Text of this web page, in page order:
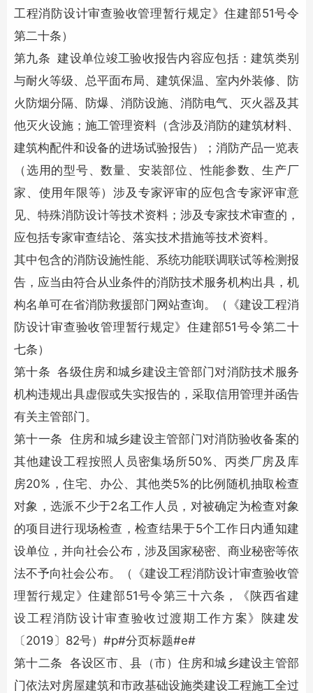
工程消防设计审查验收管理暂行规定》住建部51号令
第二十条）
第九条 建设单位竣工验收报告内容应包括：建筑类别
与耐火等级、总平面布局、建筑保温、室内外装修、防
火防烟分隔、防爆、 消防设施、消防电气、灭火器及其
他灭火设施；施工管理资料（含涉及消防的建筑材料、
建筑构配件和设备的进场试验报告）； 消防产品一览表
（选用的型号、数量、安装部位、性能参数、生产厂
家、使用年限等）涉及专家评审的应包含专家评审意
见、特殊消防设计等技术资料；涉及专家技术审查的，
应包括专家审查结论、落实技术措施等技术资料。
其中包含的消防设施性能、系统功能联调联试等检测报
告，应当由符合从业条件的消防技术服务机构出具，机
构名单可在省消防救援部门网站查询。（《建设工程消
防设计审查验收管理暂行规定》住建部51号令第二十
七条）
第十条 各级住房和城乡建设主管部门对消防技术服务
机构违规出具虚假或失实报告的，采取信用管理并函告
有关主管部门。
第十一条 住房和城乡建设主管部门对消防验收备案的
其他建设工程按照人员密集场所50%、丙类厂房及库
房20%，住宅、办公、其他类5%的比例随机抽取检查
对象，选派不少于2名工作人员，对被确定为检查对象
的项目进行现场检查，检查结果于5个工作日内通知建
设单位，并向社会公布，涉及国家秘密、商业秘密等依
法不予向社会公布。（《建设工程消防设计审查验收管
理暂行规定》住建部51号令第三十六条，《陕西省建
设工程消防设计审查验收过渡期工作方案》陕建发
〔2019〕82号）#p#分页标题#e#
第十二条 各设区市、县（市）住房和城乡建设主管部
门依法对房屋建筑和市政基础设施类建设工程施工全过